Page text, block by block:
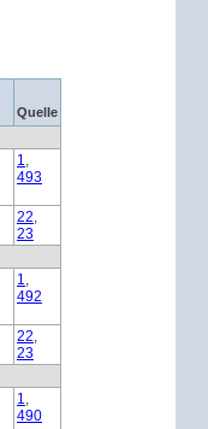
Quelle
1
493
22
23
1
492
22
23
1
490